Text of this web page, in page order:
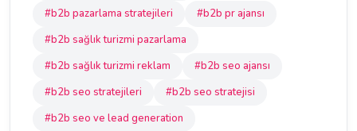
#b2b pazarlama stratejileri
#b2b pr ajansı
#b2b sağlık turizmi pazarlama
#b2b sağlık turizmi reklam
#b2b seo ajansı
#b2b seo stratejileri
#b2b seo stratejisi
#b2b seo ve lead generation